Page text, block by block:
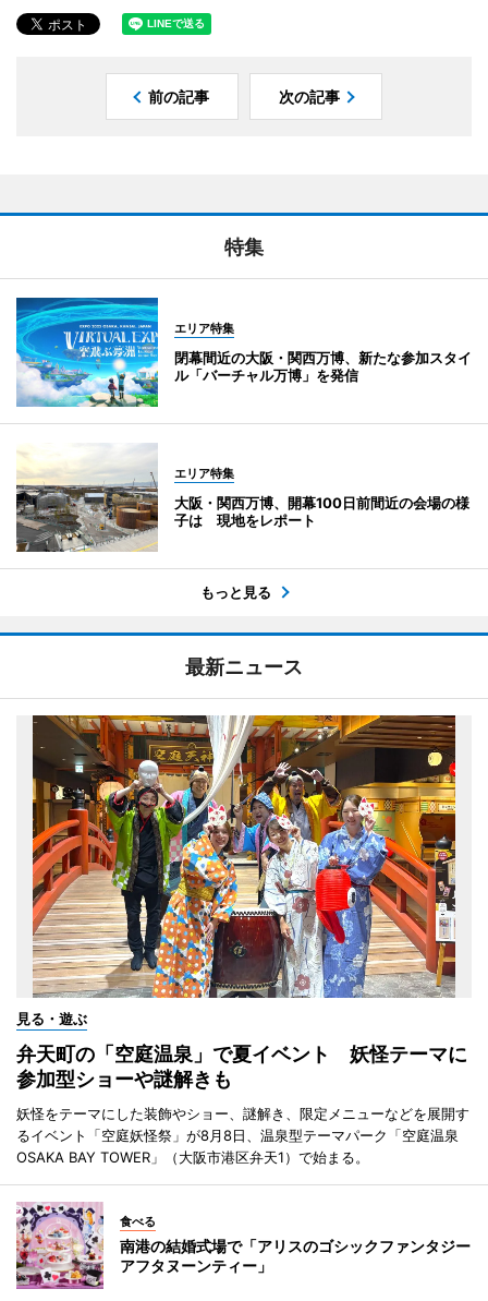
前の記事 次の記事
特集
エリア特集
閉幕間近の大阪・関西万博、新たな参加スタイ
ル「バーチャル万博」を発信
エリア特集
大阪・関西万博、開幕100日前間近の会場の様
子は 現地をレポート
もっと見る
最新ニュース
見る・遊ぶ
弁天町の「空庭温泉」で夏イベント 妖怪テーマに
参加型ショーや謎解きも
妖怪をテーマにした装飾やショー、謎解き、限定メニューなどを展開す
るイベント「空庭妖怪祭」が8月8日、温泉型テーマパーク「空庭温泉
OSAKA BAY TOWER」（大阪市港区弁天1）で始まる。
食べる
南港の結婚式場で「アリスのゴシックファンタジー
アフタヌーンティー」